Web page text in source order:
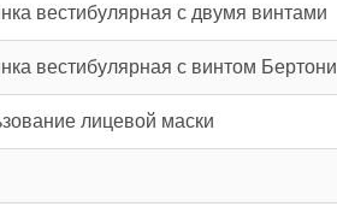
вестибулярная с двумя винтами
вестибулярная с винтом Бертони
лицевой маски